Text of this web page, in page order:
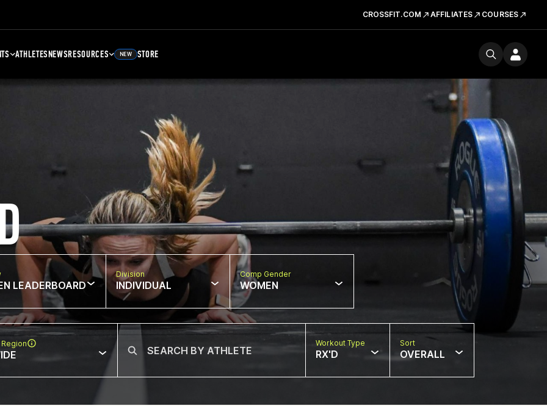
CROSSFIT.COM AFFILIATES COURSES
ATHLETESNEWSRESOURCES NEW STORE
LEADERBOARD
Division
INDIVIDUAL
Comp Gender
WOMEN
Workout Type
RX'D
Sort
OVERALL